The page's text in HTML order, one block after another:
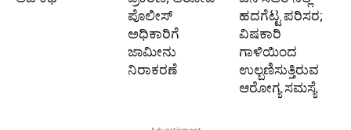
ಪೊಲೀಸ್‌
ಅಧಿಕಾರಿಗೆ
ಜಾಮೀನು
ನಿರಾಕರಣೆ
ಹದಗೆಟ್ಟ ಪರಿಸರ;
ವಿಷಕಾರಿ
ಗಾಳಿಯಿಂದ
ಉಲ್ಬಣಿಸುತ್ತಿರುವ
ಆರೋಗ್ಯ ಸಮಸ್ಯೆ